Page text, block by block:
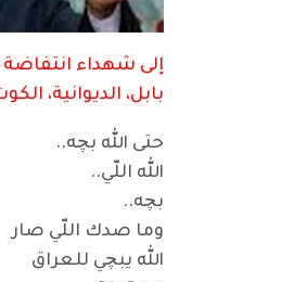
إلى شهداء انتفاضة
بابل، الديوانية،
حتى الله بچه..
الله اللّي..
بچه..
وما صدك اللّي صار
الله يبچي للعراق